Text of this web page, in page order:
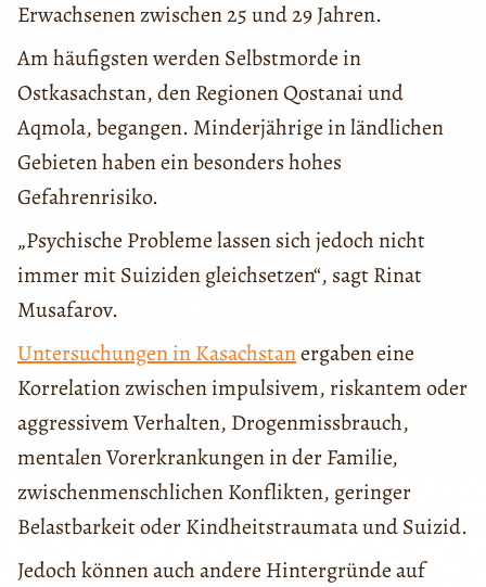
Erwachsenen zwischen 25 und 29 Jahren.
Am häufigsten werden Selbstmorde in
Ostkasachstan, den Regionen Qostanai und
Aqmola, begangen. Minderjährige in ländlichen
Gebieten haben ein besonders hohes
Gefahrenrisiko.
„Psychische Probleme lassen sich jedoch nicht
immer mit Suiziden gleichsetzen“, sagt Rinat
Musafarov.
Untersuchungen in Kasachstanergaben eine
Korrelation zwischen impulsivem, riskantem oder
aggressivem Verhalten, Drogenmissbrauch,
mentalen Vorerkrankungen in der Familie,
zwischenmenschlichen Konflikten, geringer
Belastbarkeit oder Kindheitstraumata und Suizid.
Jedoch können auch andere Hintergründe auf